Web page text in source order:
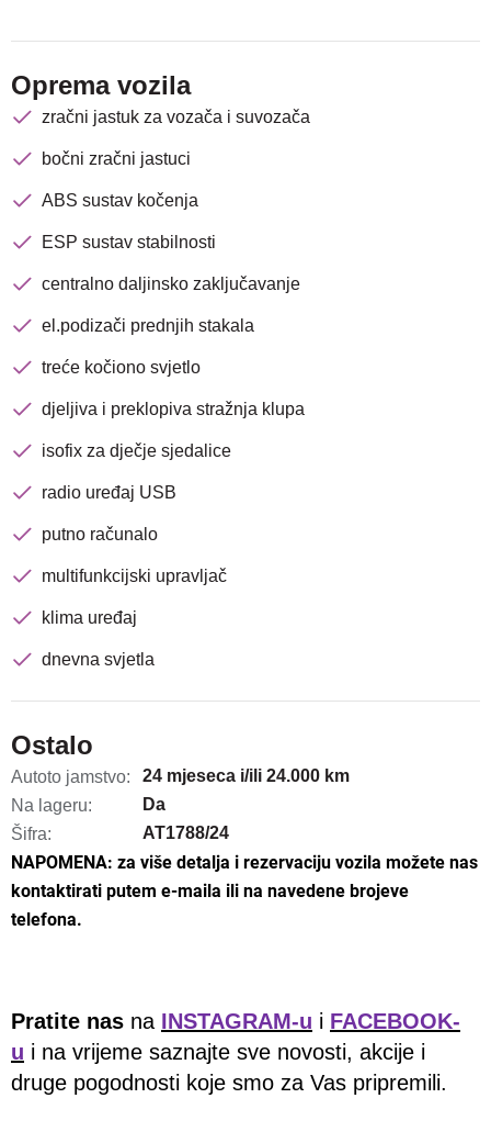
Oprema vozila
zračni jastuk za vozača i suvozača
bočni zračni jastuci
ABS sustav kočenja
ESP sustav stabilnosti
centralno daljinsko zaključavanje
el.podizači prednjih stakala
treće kočiono svjetlo
djeljiva i preklopiva stražnja klupa
isofix za dječje sjedalice
radio uređaj USB
putno računalo
multifunkcijski upravljač
klima uređaj
dnevna svjetla
Ostalo
Autoto jamstvo:
24 mjeseca i/ili 24.000 km
Na lageru:
Da
Šifra:
AT1788/24
NAPOMENA: za više detalja i rezervaciju vozila možete nas
kontaktirati putem e-maila ili na navedene brojeve
telefona.
Pratite nas na INSTAGRAM-u i FACEBOOK-
u i na vrijeme saznajte sve novosti, akcije i
druge pogodnosti koje smo za Vas pripremili.
Nova lokacija - Slavonska
avenija 102, Resnik
Brza pretraga Napredna pretraga
Traži